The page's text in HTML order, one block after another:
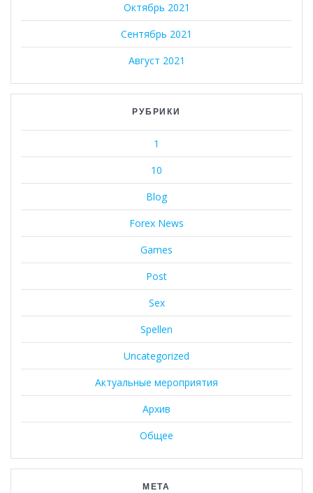
Октябрь 2021
Сентябрь 2021
Август 2021
РУБРИКИ
1
10
Blog
Forex News
Games
Post
Sex
Spellen
Uncategorized
Актуальные мероприятия
Архив
Общее
МЕТА